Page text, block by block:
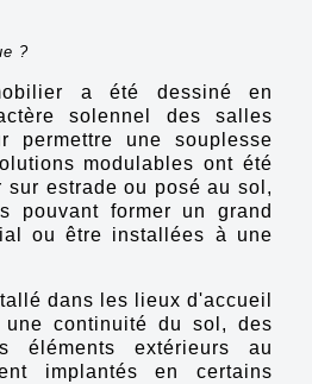
?
a été dessiné en
solennel des salles
permettre une souplesse
modulables ont été
estrade ou posé au sol,
pouvant former un grand
ou être installées à une
dans les lieux d'accueil
continuité du sol, des
éléments extérieurs au
implantés en certains